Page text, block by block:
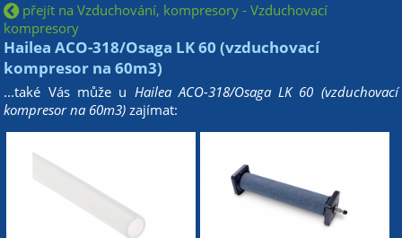
přejít na Vzduchování, kompresory - Vzduchovací
kompresory
Hailea ACO-318/Osaga LK 60 (vzduchovací
kompresor na 60m3)
...také Vás může u Hailea ACO-318/Osaga LK 60 (vzduchovací
kompresor na 60m3) zajímat: